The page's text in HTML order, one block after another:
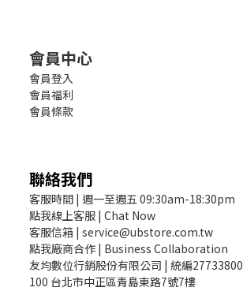
會員中心
會員登入
會員福利
會員條款
聯絡我們
客服時間 | 週一至週五 09:30am-18:30pm
點我線上客服 | Chat Now
客服信箱 | service@ubstore.com.tw
點我廠商合作 | Business Collaboration
友均數位行銷股份有限公司 | 統編27733800
100 台北市中正區青島東路7號7樓